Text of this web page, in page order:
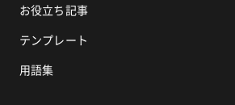
お役立ち記事
テンプレート
用語集